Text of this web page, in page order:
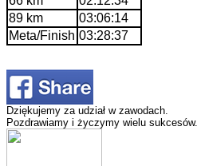
89 km
03:06:14
Meta/Finish 03:28:37
Dziękujemy za udział w zawodach.
Pozdrawiamy i życzymy wielu sukcesów.